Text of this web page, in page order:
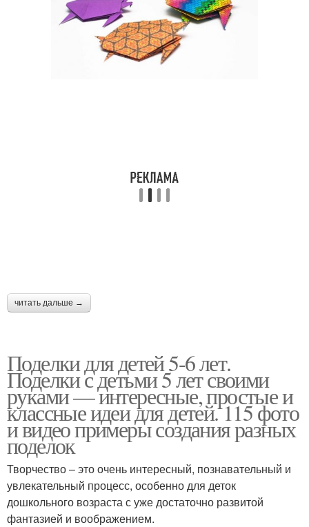
читать дальше →
Поделки для детей 5-6 лет.
Поделки с детьми 5 лет своими
руками — интересные, простые и
классные идеи для детей. 115 фото
и видео примеры создания разных
поделок
Творчество – это очень интересный, познавательный и
увлекательный процесс, особенно для деток
дошкольного возраста с уже достаточно развитой
фантазией и воображением.